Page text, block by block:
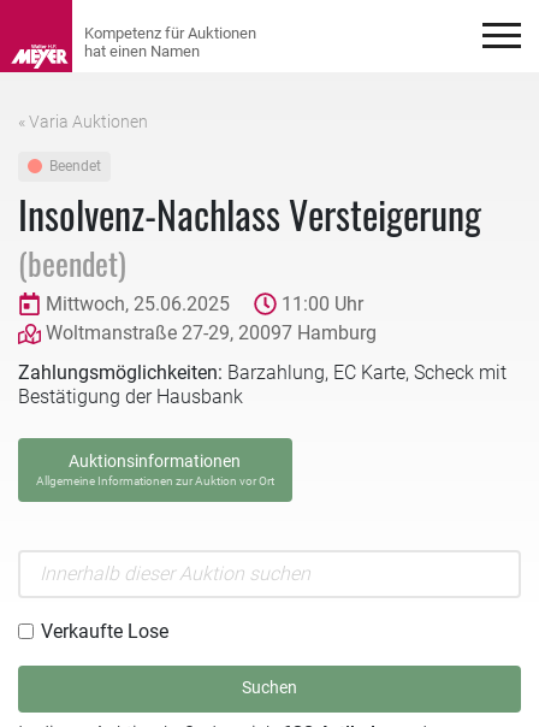
« Varia Auktionen
Beendet
Insolvenz-Nachlass Versteigerung
(beendet)
Mittwoch, 25.06.2025
11:00 Uhr
Woltmanstraße 27-29, 20097 Hamburg
Zahlungsmöglichkeiten: Barzahlung, EC Karte, Scheck mit
Bestätigung der Hausbank
Auktionsinformationen
Allgemeine Informationen zur Auktion vor Ort
Verkaufte Lose
Suchen